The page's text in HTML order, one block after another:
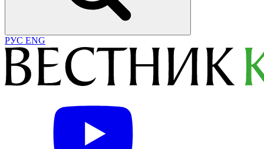
РУС ENG